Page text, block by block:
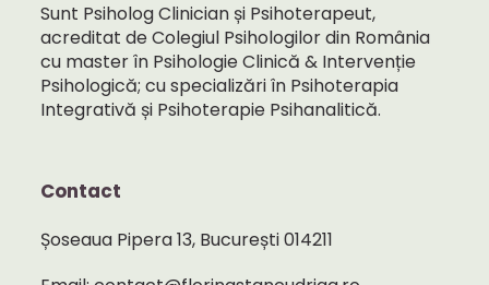
Sunt Psiholog Clinician și Psihoterapeut,
acreditat de Colegiul Psihologilor din România
cu master în Psihologie Clinică & Intervenție
Psihologică; cu specializări în Psihoterapia
Integrativă și Psihoterapie Psihanalitică.
Contact
Șoseaua Pipera 13, București 014211